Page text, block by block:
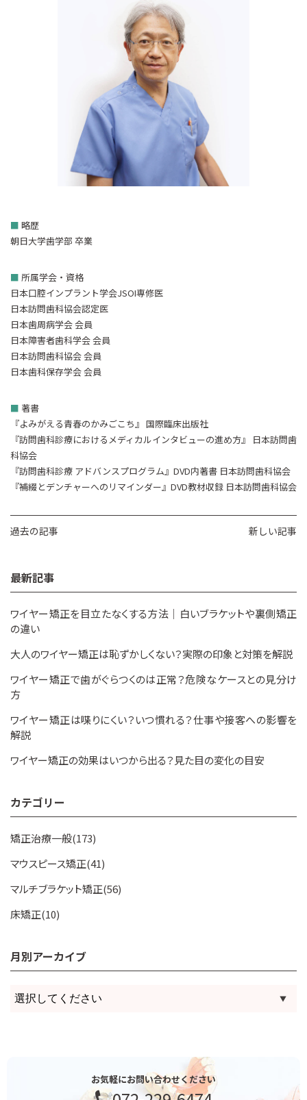
■ 略歴
朝日大学歯学部 卒業
■ 所属学会・資格
日本口腔インプラント学会JSOI専修医
日本訪問歯科協会認定医
日本歯周病学会 会員
日本障害者歯科学会 会員
日本訪問歯科協会 会員
日本歯科保存学会 会員
■ 著書
『よみがえる青春のかみごこち』 国際臨床出版社
『訪問歯科診療におけるメディカルインタビューの進め方』 日本訪問歯
科協会
『訪問歯科診療 アドバンスプログラム』DVD内著書 日本訪問歯科協会
『補綴とデンチャーへのリマインダー』DVD教材収録 日本訪問歯科協会
新しい記事
過去の記事
最新記事
ワイヤー矯正を目立たなくする方法｜白いブラケットや裏側矯正
の違い
大人のワイヤー矯正は恥ずかしくない？実際の印象と対策を解説
ワイヤー矯正で歯がぐらつくのは正常？危険なケースとの見分け
方
ワイヤー矯正は喋りにくい？いつ慣れる？仕事や接客への影響を
解説
ワイヤー矯正の効果はいつから出る？見た目の変化の目安
カテゴリー
矯正治療一般(173)
マウスピース矯正(41)
マルチブラケット矯正(56)
床矯正(10)
月別アーカイブ
お気軽にお問い合わせください